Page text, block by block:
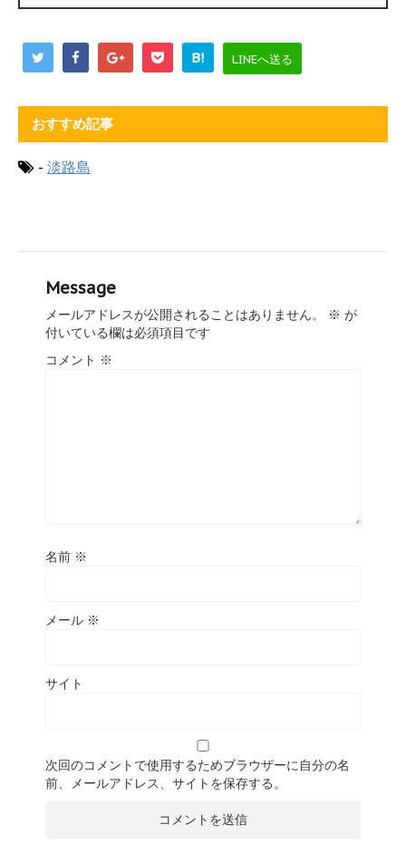
B! LINEへ送る
おすすめ記事
- 淡路島
Message
メールアドレスが公開されることはありません。 ※ が
付いている欄は必須項目です
コメント ※
名前 ※
メール ※
サイト
次回のコメントで使用するためブラウザーに自分の名
前、メールアドレス、サイトを保存する。